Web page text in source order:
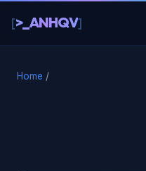
contenido
[>_ANHQV]
Home /